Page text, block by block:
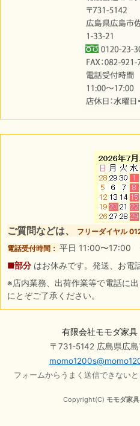
ご質問などは、
フリーダイヤル
電話受付時間： 平日 11:00〜17:00
■部分 はお休みです。発送、お電
※店内業務、出荷作業等で電話に
にとぞご了承ください。
有限会社モモダ家具
〒731-5142 広島県広
フォームからうまく送信できない
Copyright(C) モモダ家